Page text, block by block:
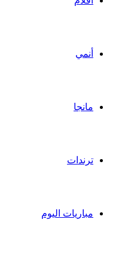
أنمي
مانجا
ترندات
مباريات اليوم